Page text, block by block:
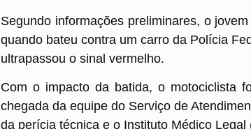
Segundo informações preliminares, o
quando bateu contra um carro da Polícia
ultrapassou o sinal vermelho.
Com o impacto da batida, o motociclista
chegada da equipe do Serviço de
da perícia técnica e o Instituto Médico